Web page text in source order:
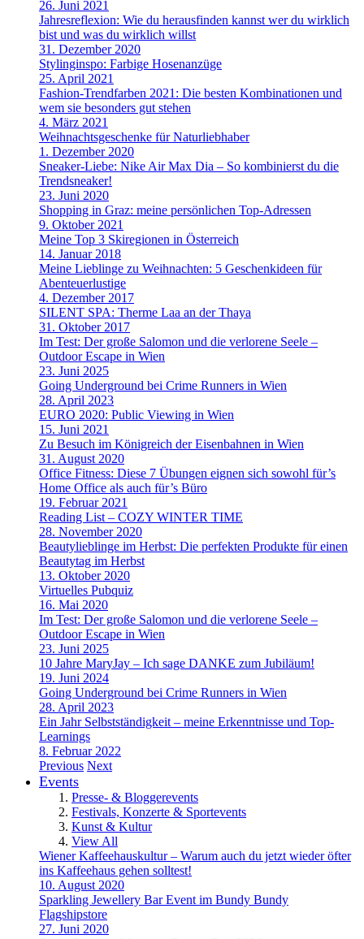
26. Juni 2021
Jahresreflexion: Wie du herausfinden kannst wer du wirklich
bist und was du wirklich willst
31. Dezember 2020
Stylinginspo: Farbige Hosenanzüge
25. April 2021
Fashion-Trendfarben 2021: Die besten Kombinationen und
wem sie besonders gut stehen
4. März 2021
Weihnachtsgeschenke für Naturliebhaber
1. Dezember 2020
Sneaker-Liebe: Nike Air Max Dia – So kombinierst du die
Trendsneaker!
23. Juni 2020
Shopping in Graz: meine persönlichen Top-Adressen
9. Oktober 2021
Meine Top 3 Skiregionen in Österreich
14. Januar 2018
Meine Lieblinge zu Weihnachten: 5 Geschenkideen für
Abenteuerlustige
4. Dezember 2017
SILENT SPA: Therme Laa an der Thaya
31. Oktober 2017
Im Test: Der große Salomon und die verlorene Seele –
Outdoor Escape in Wien
23. Juni 2025
Going Underground bei Crime Runners in Wien
28. April 2023
EURO 2020: Public Viewing in Wien
15. Juni 2021
Zu Besuch im Königreich der Eisenbahnen in Wien
31. August 2020
Office Fitness: Diese 7 Übungen eignen sich sowohl für’s
Home Office als auch für’s Büro
19. Februar 2021
Reading List – COZY WINTER TIME
28. November 2020
Beautylieblinge im Herbst: Die perfekten Produkte für einen
Beautytag im Herbst
13. Oktober 2020
Virtuelles Pubquiz
16. Mai 2020
Im Test: Der große Salomon und die verlorene Seele –
Outdoor Escape in Wien
23. Juni 2025
10 Jahre MaryJay – Ich sage DANKE zum Jubiläum!
19. Juni 2024
Going Underground bei Crime Runners in Wien
28. April 2023
Ein Jahr Selbstständigkeit – meine Erkenntnisse und Top-
Learnings
8. Februar 2022
Previous Next
Events
Presse- & Bloggerevents
Festivals, Konzerte & Sportevents
Kunst & Kultur
View All
Wiener Kaffeehauskultur – Warum auch du jetzt wieder öfter
ins Kaffeehaus gehen solltest!
10. August 2020
Sparkling Jewellery Bar Event im Bundy Bundy
Flagshipstore
27. Juni 2020